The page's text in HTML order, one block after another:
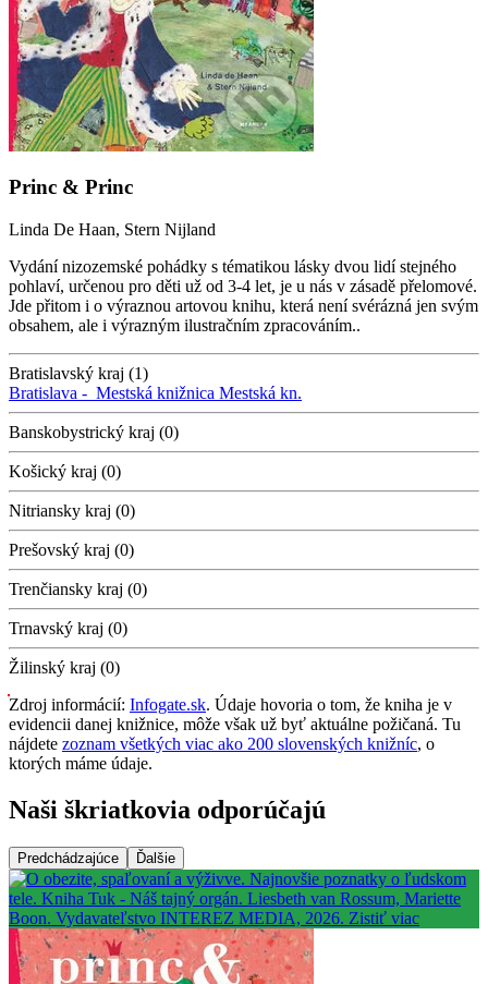
Princ & Princ
Linda De Haan, Stern Nijland
Vydání nizozemské pohádky s tématikou lásky dvou lidí stejného
pohlaví, určenou pro děti už od 3-4 let, je u nás v zásadě přelomové.
Jde přitom i o výraznou artovou knihu, která není svérázná jen svým
obsahem, ale i výrazným ilustračním zpracováním..
Bratislavský kraj (1)
Bratislava - Mestská knižnica Mestská kn.
Banskobystrický kraj (0)
Košický kraj (0)
Nitriansky kraj (0)
Prešovský kraj (0)
Trenčiansky kraj (0)
Trnavský kraj (0)
Žilinský kraj (0)
Zdroj informácií: Infogate.sk. Údaje hovoria o tom, že kniha je v
evidencii danej knižnice, môže však už byť aktuálne požičaná. Tu
nájdete zoznam všetkých viac ako 200 slovenských knižníc, o
ktorých máme údaje.
Naši škriatkovia odporúčajú
Predchádzajúce Ďalšie